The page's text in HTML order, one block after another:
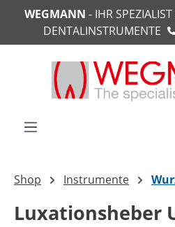
springen
WEGMANN - IHR
DENTALINSTRUMENTE
Shop Instrumente
Luxationsheber